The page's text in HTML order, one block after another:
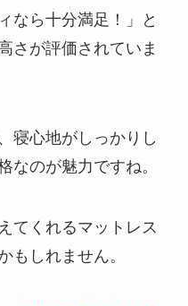
なら十分満足！」と
さが評価されていま
寝心地がしっかりし
なのが魅力ですね。
てくれるマットレス
もしれません。